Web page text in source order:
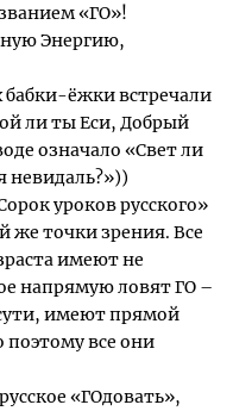
«ГО»!
Энергию,
ёжки встречали
ли ты Еси, Добрый
означало «Свет ли
невидаль?»))
уроков русского»
же точки зрения. Все
имеют не
напрямую ловят ГО –
имеют прямой
поэтому все они
«ГОдовать»,